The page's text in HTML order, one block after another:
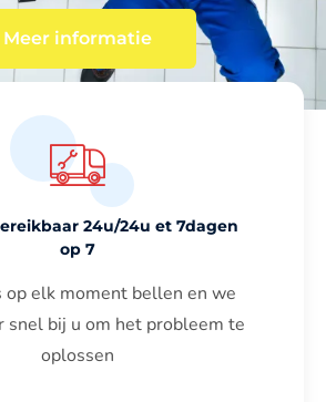
Meer informatie
24u/24u et 7dagen
op 7
op elk moment bellen en we
snel bij u om het probleem te
oplossen